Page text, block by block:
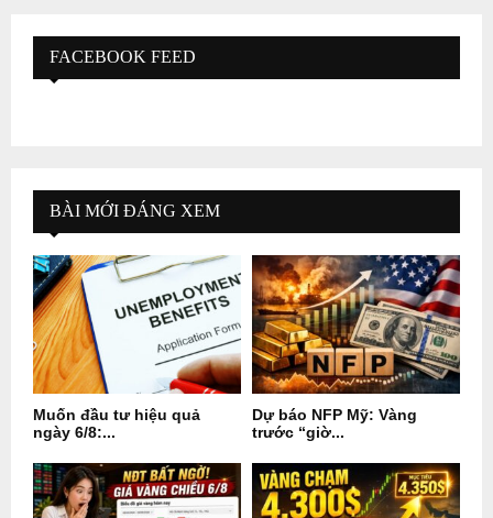
FACEBOOK FEED
BÀI MỚI ĐÁNG XEM
Muốn đầu tư hiệu quả
ngày 6/8:...
Dự báo NFP Mỹ: Vàng
trước “giờ...